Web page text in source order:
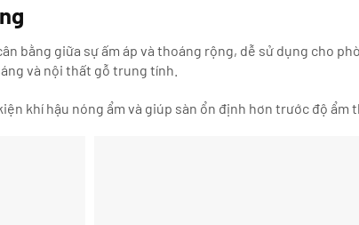
bằng giữa sự ấm áp và thoáng rộng, dễ sử dụng cho
và nội thất gỗ trung tính.
khí hậu nóng ẩm và giúp sàn ổn định hơn trước độ